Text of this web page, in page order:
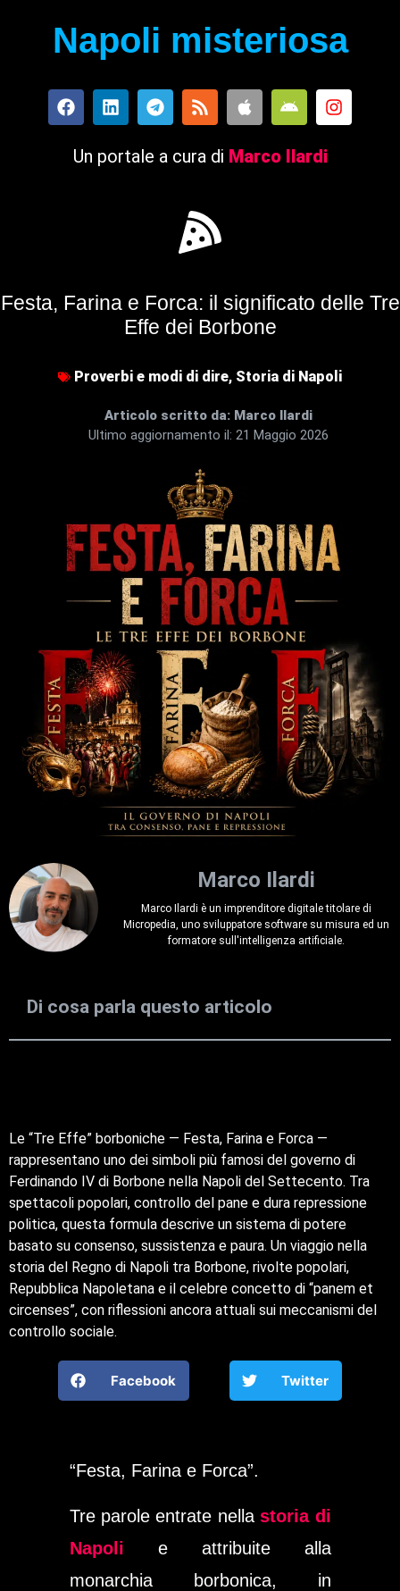
Napoli misteriosa
Un portale a cura di Marco Ilardi
Festa, Farina e Forca: il significato delle Tre
Effe dei Borbone
Proverbi e modi di dire, Storia di Napoli
Articolo scritto da: Marco Ilardi
Ultimo aggiornamento il: 21 Maggio 2026
Marco Ilardi
Marco Ilardi è un imprenditore digitale titolare di
Micropedia, uno sviluppatore software su misura ed un
formatore sull'intelligenza artificiale.
Di cosa parla questo articolo
Le “Tre Effe” borboniche — Festa, Farina e Forca —
rappresentano uno dei simboli più famosi del governo di
Ferdinando IV di Borbone nella Napoli del Settecento. Tra
spettacoli popolari, controllo del pane e dura repressione
politica, questa formula descrive un sistema di potere
basato su consenso, sussistenza e paura. Un viaggio nella
storia del Regno di Napoli tra Borbone, rivolte popolari,
Repubblica Napoletana e il celebre concetto di “panem et
circenses”, con riflessioni ancora attuali sui meccanismi del
controllo sociale.
Facebook Twitter
“Festa, Farina e Forca”.
Tre parole entrate nellastoria di
Napoli e attribuite alla
monarchia borbonica, in